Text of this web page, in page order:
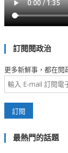
訂閱閱政治
更多新鮮事，都在閱
最熱門的話題